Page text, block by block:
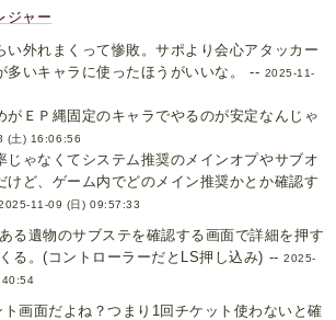
ジャー
い外れまくって惨敗。サポより会心アタッカー
多いキャラに使ったほうがいいな。 -- 2025-11-
がＥＰ縄固定のキャラでやるのが安定なんじゃ
(土) 16:06:56
じゃなくてシステム推奨のメインオプやサブオ
けど、ゲーム内でどのメイン推奨かとか確認す
11-09 (日) 09:57:33
る遺物のサブステを確認する画面で詳細を押す
る。(コントローラーだとLS押し込み) --2025-
ト画面だよね？つまり1回チケット使わないと確